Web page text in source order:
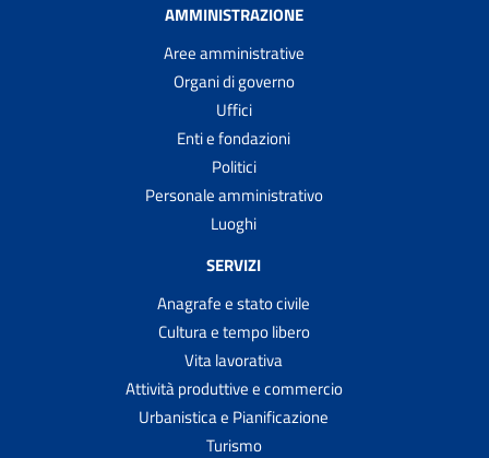
AMMINISTRAZIONE
Aree amministrative
Organi di governo
Uffici
Enti e fondazioni
Politici
Personale amministrativo
Luoghi
SERVIZI
Anagrafe e stato civile
Cultura e tempo libero
Vita lavorativa
Attività produttive e commercio
Urbanistica e Pianificazione
Turismo